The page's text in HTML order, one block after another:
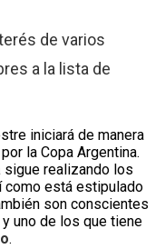
de varios
a la lista de
iniciará de manera
por la Copa Argentina.
sigue realizando los
como está estipulado
son conscientes
uno de los que tiene
.